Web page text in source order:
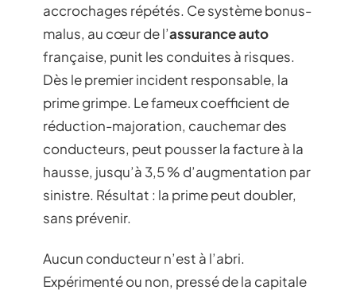
accrochages répétés. Ce système bonus-
malus, au cœur de l’assurance auto
française, punit les conduites à risques.
Dès le premier incident responsable, la
prime grimpe. Le fameux coefficient de
réduction-majoration, cauchemar des
conducteurs, peut pousser la facture à la
hausse, jusqu’à 3,5 % d’augmentation par
sinistre. Résultat : la prime peut doubler,
sans prévenir.
Aucun conducteur n’est à l’abri.
Expérimenté ou non, pressé de la capitale